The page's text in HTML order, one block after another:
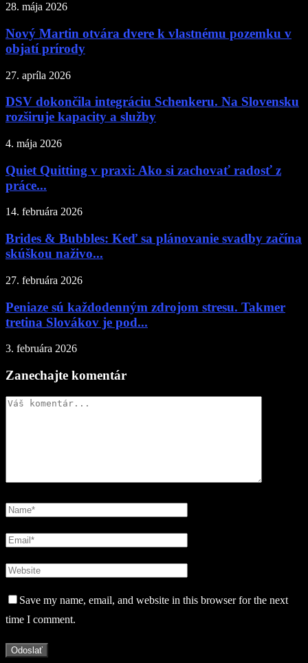
28. mája 2026
Nový Martin otvára dvere k vlastnému pozemku v
objatí prírody
27. apríla 2026
DSV dokončila integráciu Schenkeru. Na Slovensku
rozširuje kapacity a služby
4. mája 2026
Quiet Quitting v praxi: Ako si zachovať radosť z
práce...
14. februára 2026
Brides & Bubbles: Keď sa plánovanie svadby začína
skúškou naživo...
27. februára 2026
Peniaze sú každodenným zdrojom stresu. Takmer
tretina Slovákov je pod...
3. februára 2026
Zanechajte komentár
Save my name, email, and website in this browser for the next
time I comment.